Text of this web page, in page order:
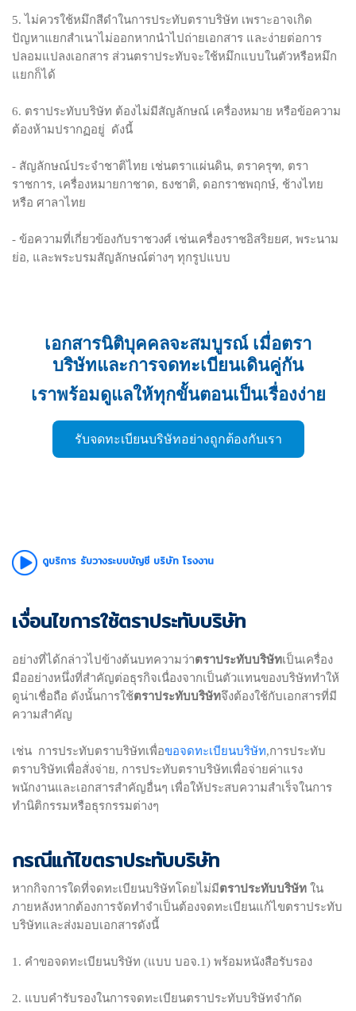
5. ไม่ควรใช้หมึกสีดำในการประทับตราบริษัท เพราะอาจเกิด
ปัญหาแยกสำเนาไม่ออกหากนำไปถ่ายเอกสาร และง่ายต่อการ
ปลอมแปลงเอกสาร ส่วนตราประทับจะใช้หมึกแบบในตัวหรือหมึก
แยกก็ได้
6. ตราประทับบริษัท ต้องไม่มีสัญลักษณ์ เครื่องหมาย หรือข้อความ
ต้องห้ามปรากฏอยู่ ดังนี้
- สัญลักษณ์ประจำชาติไทย เช่นตราแผ่นดิน, ตราครุฑ, ตรา
ราชการ, เครื่องหมายกาชาด, ธงชาติ, ดอกราชพฤกษ์, ช้างไทย
หรือ ศาลาไทย
- ข้อความที่เกี่ยวข้องกับราชวงศ์ เช่นเครื่องราชอิสริยยศ, พระนาม
ย่อ, และพระบรมสัญลักษณ์ต่างๆ ทุกรูปแบบ
เอกสารนิติบุคคลจะสมบูรณ์ เมื่อตรา
บริษัทและการจดทะเบียนเดินคู่กัน
เราพร้อมดูแลให้ทุกขั้นตอนเป็นเรื่องง่าย
รับจดทะเบียนบริษัทอย่างถูกต้องกับเรา
ดูบริการ รับวางระบบบัญชี บริษัท โรงงาน
เงื่อนไขการใช้ตราประทับบริษัท
อย่างที่ได้กล่าวไปข้างต้นบทความว่าตราประทับบริษัทเป็นเครื่อง
มืออย่างหนึ่งที่สำคัญต่อธุรกิจเนื่องจากเป็นตัวแทนของบริษัททำให้
ดูน่าเชื่อถือ ดังนั้นการใช้ตราประทับบริษัทจึงต้องใช้กับเอกสารที่มี
ความสำคัญ
เช่น การประทับตราบริษัทเพื่อขอจดทะเบียนบริษัท,การประทับ
ตราบริษัทเพื่อสั่งจ่าย, การประทับตราบริษัทเพื่อจ่ายค่าแรง
พนักงานและเอกสารสำคัญอื่นๆ เพื่อให้ประสบความสำเร็จในการ
ทำนิติกรรมหรือธุรกรรมต่างๆ
กรณีแก้ไขตราประทับบริษัท
หากกิจการใดที่จดทะเบียนบริษัทโดยไม่มีตราประทับบริษัท ใน
ภายหลังหากต้องการจัดทำจำเป็นต้องจดทะเบียนแก้ไขตราประทับ
บริษัทและส่งมอบเอกสารดังนี้
1. คำขอจดทะเบียนบริษัท (แบบ บอจ.1) พร้อมหนังสือรับรอง
2. แบบคำรับรองในการจดทะเบียนตราประทับบริษัทจำกัด